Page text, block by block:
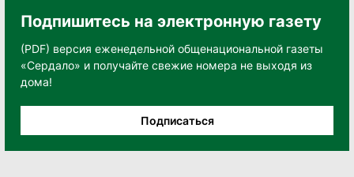
Подпишитесь на электронную газету
(PDF) версия еженедельной общенациональной газеты
«Сердало» и получайте свежие номера не выходя из
дома!
Подписаться